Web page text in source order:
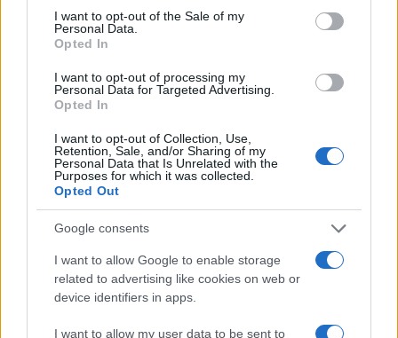
consent section.
I want to opt-out of the Sale of my
Personal Data.
Opted In
I want to opt-out of processing my
Personal Data for Targeted Advertising.
Opted In
I want to opt-out of Collection, Use,
Retention, Sale, and/or Sharing of my
Personal Data that Is Unrelated with the
Purposes for which it was collected.
Opted Out
Google consents
I want to allow Google to enable storage
related to advertising like cookies on web or
device identifiers in apps.
I want to allow my user data to be sent to
Cadena perpetua para ex oficial de LAPD por robo cripto a
adolescente
CRIPTOMONEDAS